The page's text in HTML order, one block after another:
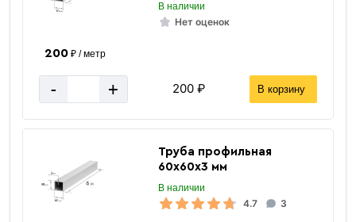
В наличии
Нет оценок
200₽ / метр
- + 200 ₽ В корзину
Труба профильная
60х60х3 мм
В наличии
4.7 3